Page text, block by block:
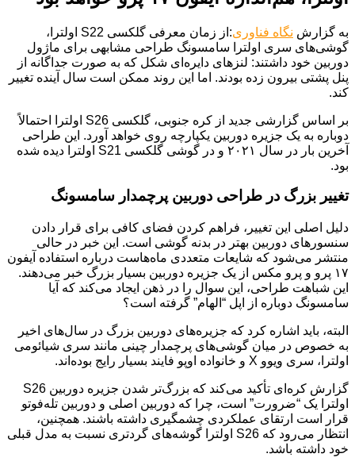
به گزارش نگاه فناوری
:از زمان معرفی گلکسی S22 اولترا،
گوشی‌های سری اولترا سامسونگ طراحی مشابهی برای ماژول
دوربین خود داشتند: لنزهای دایره‌ای شکل که به صورت جداگانه از
پنل پشتی بیرون زده بودند. اما این روند ممکن است سال آینده تغییر
کند.
بر اساس گزارشی جدید از کره جنوبی، گلکسی S26 اولترا احتمالاً
دوباره به یک جزیره دوربین یکپارچه روی خواهد آورد. این طراحی
آخرین بار در سال ۲۰۲۱ و در گوشی گلکسی S21 اولترا دیده شده
بود.
تغییر بزرگ در طراحی دوربین پرچمدار سامسونگ
دلیل اصلی این تغییر، فراهم کردن فضای کافی برای قرار دادن
سنسورهای دوربین بهتر در بدنه گوشی است. این خبر در حالی
منتشر می‌شود که شایعات متعددی ماه‌هاست درباره استفاده آیفون
۱۷ پرو و پرو مکس از یک جزیره دوربین بسیار بزرگ خبر می‌دهند.
این شباهت طراحی، این سوال را در ذهن ایجاد می‌کند که آیا
سامسونگ دوباره از اپل “الهام” گرفته است؟
البته، باید اشاره کرد که جزیره‌های دوربین بزرگ در سال‌های اخیر
به خصوص در میان گوشی‌های پرچمدار چینی مانند سری شیائومی
اولترا، سری ویوو X و خانواده اوپو فایند بسیار رایج بوده‌اند.
گزارش کره‌ای تأکید می‌کند که بزرگ‌تر شدن جزیره دوربین S26
اولترا یک “ضرورت” است، چرا که دوربین اصلی و دوربین تله‌فوتو
قرار است ارتقای عملکردی چشمگیری داشته باشند. همچنین،
انتظار می‌رود که S26 اولترا گوشه‌های گردتری نسبت به مدل قبلی
خود داشته باشد.